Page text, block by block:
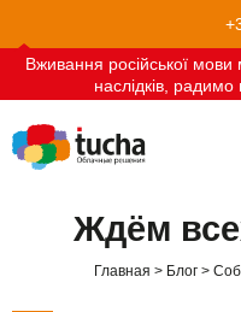
Вживання російської
наслідків, радимо
Ждём
Главная Блог